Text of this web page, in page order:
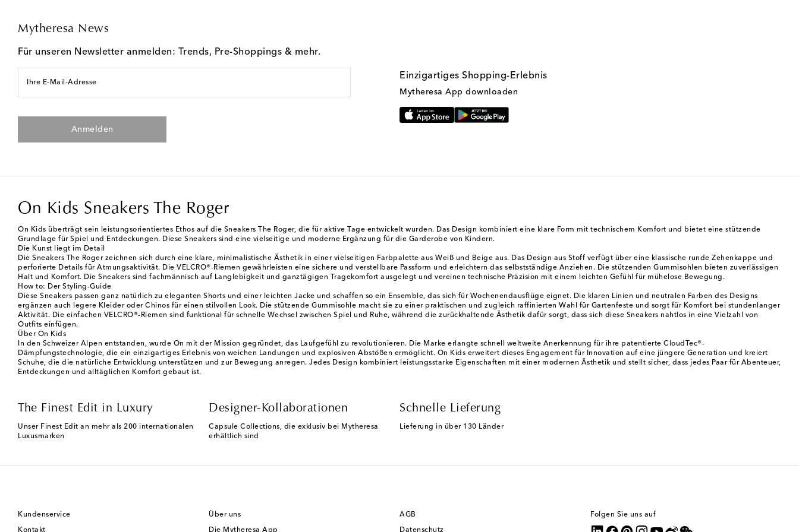
Mytheresa News
Für unseren Newsletter anmelden: Trends, Pre-Shoppings & mehr.
Ihre E-Mail-Adresse
Anmelden
Einzigartiges Shopping-Erlebnis
Mytheresa App downloaden
On Kids Sneakers The Roger
On Kids überträgt sein leistungsorientiertes Ethos auf die Sneakers The Roger, die für aktive Tage entwickelt wurden. Das Design kombiniert eine klare Form mit technischem Komfort und bietet eine stützende
Grundlage für Spiel und Entdeckungen. Diese Sneakers sind eine vielseitige und moderne Ergänzung für die Garderobe von Kindern.
Die Kunst liegt im Detail
Die Sneakers The Roger zeichnen sich durch eine klare, minimalistische Ästhetik in einer vielseitigen Farbpalette aus Weiß und Beige aus. Das Design aus Stoff verfügt über eine klassische runde Zehenkappe und
perforierte Details für Atmungsaktivität. Die VELCRO®-Riemen gewährleisten eine sichere und verstellbare Passform und erleichtern das selbstständige Anziehen. Die stützenden Gummisohlen bieten zuverlässigen
Halt und Komfort. Die Sneakers sind fachmännisch auf Langlebigkeit und ganztägigen Tragekomfort ausgelegt und vereinen technische Präzision mit einem leichten Gefühl für mühelose Bewegung.
How to: Der Styling-Guide
Diese Sneakers passen ganz natürlich zu eleganten Shorts und einer leichten Jacke und schaffen so ein Ensemble, das sich für Wochenendausflüge eignet. Die klaren Linien und neutralen Farben des Designs
ergänzen auch legere Kleider oder Chinos für einen stilvollen Look. Die stützende Gummisohle macht sie zu einer praktischen und zugleich raffinierten Wahl für Gartenfeste und sorgt für Komfort bei stundenlanger
Aktivität. Die einfachen VELCRO®-Riemen sind funktional für schnelle Wechsel zwischen Spiel und Ruhe, während die zurückhaltende Ästhetik dafür sorgt, dass sich diese Sneakers nahtlos in eine Vielzahl von
Outfits einfügen.
Über On Kids
In den Schweizer Alpen entstanden, wurde On mit der Mission gegründet, das Laufgefühl zu revolutionieren. Die Marke erlangte schnell weltweite Anerkennung für ihre patentierte CloudTec®-
Dämpfungstechnologie, die ein einzigartiges Erlebnis von weichen Landungen und explosiven Abstößen ermöglicht. On Kids erweitert dieses Engagement für Innovation auf eine jüngere Generation und kreiert
Schuhe, die die natürliche Entwicklung unterstützen und zur Bewegung anregen. Jedes Design kombiniert leistungsstarke Eigenschaften mit einer modernen Ästhetik und stellt sicher, dass jedes Paar für Abenteuer,
Entdeckungen und alltäglichen Komfort gebaut ist.
The Finest Edit in Luxury
Unser Finest Edit an mehr als 200 internationalen
Luxusmarken
Designer-Kollaborationen
Capsule Collections, die exklusiv bei Mytheresa
erhältlich sind
Schnelle Lieferung
Lieferung in über 130 Länder
Kundenservice
Kontakt
Über uns
Die Mytheresa App
AGB
Datenschutz
Folgen Sie uns auf